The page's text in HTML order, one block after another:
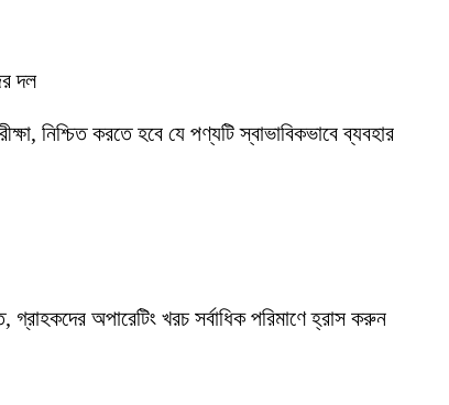
দল
নিশ্চিত করতে হবে যে পণ্যটি স্বাভাবিকভাবে ব্যবহার
অপারেটিং খরচ সর্বাধিক পরিমাণে হ্রাস করুন